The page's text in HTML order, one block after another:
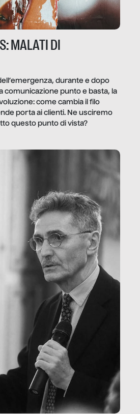
MALATI DI
durante e dopo
comunicazione punto e basta, la
come cambia il filo
porta ai clienti. Ne usciremo
questo punto di vista?